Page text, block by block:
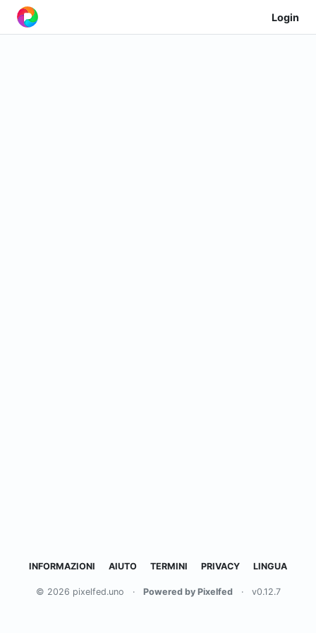
Login
INFORMAZIONI AIUTO TERMINI PRIVACY LINGUA
© 2026 pixelfed.uno · Powered by Pixelfed · v0.12.7